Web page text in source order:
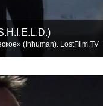
(Inhuman). LostFilm.TV